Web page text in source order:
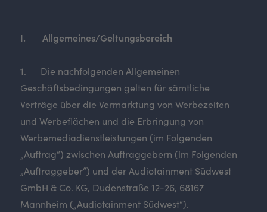
I. Allgemeines/Geltungsbereich
1. Die nachfolgenden Allgemeinen
Geschäftsbedingungen gelten für sämtliche
Verträge über die Vermarktung von Werbezeiten
und Werbeflächen und die Erbringung von
Werbemediadienstleistungen (im Folgenden
„Auftrag“) zwischen Auftraggebern (im Folgenden
„Auftraggeber“) und der Audiotainment Südwest
GmbH & Co. KG, Dudenstraße 12-26, 68167
Mannheim („Audiotainment Südwest“).